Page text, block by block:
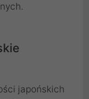
japońskich